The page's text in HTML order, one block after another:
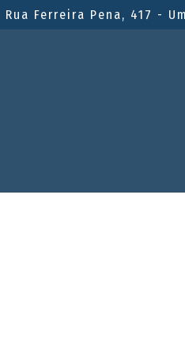
Rua Ferreira Pena, 417 -